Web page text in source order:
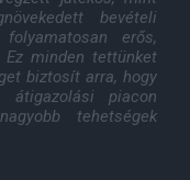
bevételi
erős,
Ez minden tettünket
biztosít arra, hogy
átigazolási piacon
tehetségek